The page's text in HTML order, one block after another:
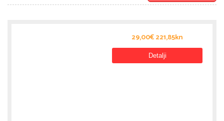
29,00€ 221,85kn
Detalji